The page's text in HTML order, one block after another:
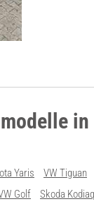
in
Yaris VW Tiguan
Golf Skoda Kodiaq